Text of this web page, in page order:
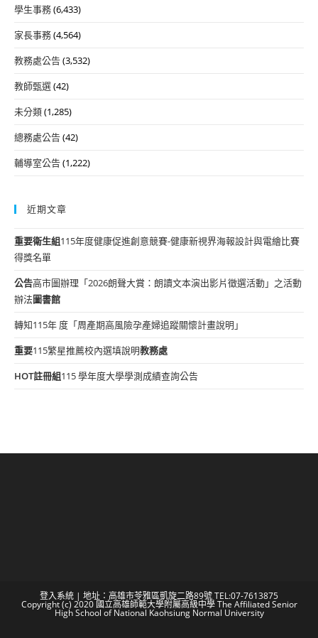
學生事務(6,433)
家長事務(4,564)
教務處公告(3,532)
教師甄選(42)
未分類(1,285)
總務處公告(42)
輔導室公告(1,222)
近期文章
重要衛生組115年度健康促進創意競賽-健康新視界海報設計與電繪比賽
得獎名單
公告高市圖辦理「2026朗聲大賞：朗讀文本演出影片徵選活動」之活動
辦法圖書館
轉知115年 度「周產期高風險孕產婦追蹤關懷計畫說明」
重要115繁星推薦校內選填說明教務處
HOT註冊組115 學年度大學學測成績查詢公告
登入系統 | 地址：高雄市苓雅區凱旋二路89號 TEL:07-7613875
Copyright (c) 2020 國立高雄師範大學附屬高級中學 The Affiliated Senior
High School of National Kaohsiung Normal University